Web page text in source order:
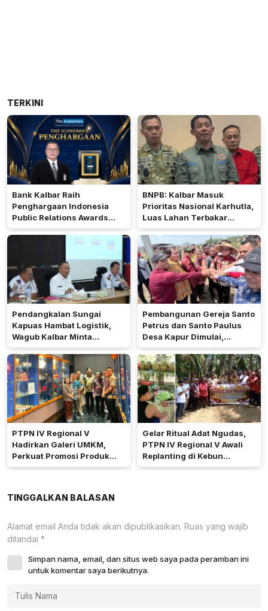
TERKINI
Bank Kalbar Raih
Penghargaan Indonesia
Public Relations Awards
2026
BNPB: Kalbar Masuk
Prioritas Nasional Karhutla,
Luas Lahan Terbakar
Peringkat Keempat
Pendangkalan Sungai
Kapuas Hambat Logistik,
Wagub Kalbar Minta
Pengerukan Diprioritaskan
Pembangunan Gereja Santo
Petrus dan Santo Paulus
Desa Kapur Dimulai,
Pemkab Kubu Raya Siapkan
Akses Jalan
PTPN IV Regional V
Hadirkan Galeri UMKM,
Perkuat Promosi Produk
Mitra Binaan Melalui Inovasi
Gelar Ritual Adat Ngudas,
PTPN IV Regional V Awali
Replanting di Kebun
Kembayan
TINGGALKAN BALASAN
Alamat email Anda tidak akan dipublikasikan. Ruas yang wajib
ditandai *
Simpan nama, email, dan situs web saya pada peramban ini
untuk komentar saya berikutnya.